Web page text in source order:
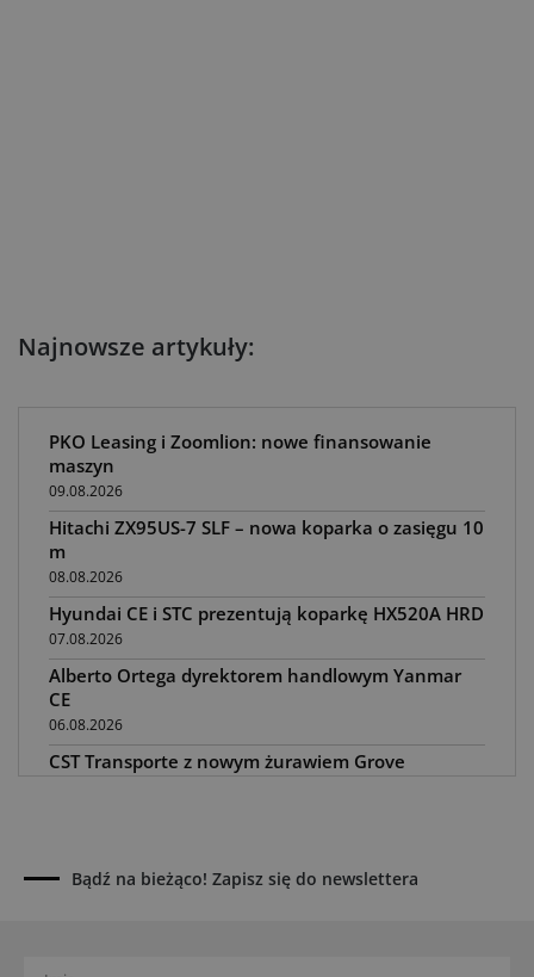
Najnowsze artykuły:
PKO Leasing i Zoomlion: nowe finansowanie
maszyn
09.08.2026
Hitachi ZX95US-7 SLF – nowa koparka o zasięgu 10
m
08.08.2026
Hyundai CE i STC prezentują koparkę HX520A HRD
07.08.2026
Alberto Ortega dyrektorem handlowym Yanmar
CE
06.08.2026
CST Transporte z nowym żurawiem Grove
04.08.2026
Bądź na bieżąco! Zapisz się do newslettera